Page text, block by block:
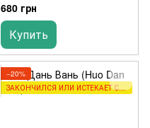
680 грн
Купить
−20%
ЗАКОНЧИЛСЯ ИЛИ ИСТЕКАЕТ СРОК ХРАНЕНИЯ